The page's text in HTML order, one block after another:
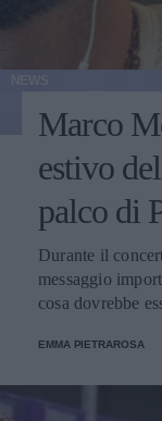
Marco
estivo
palco di
Durante il
messaggio
cosa dovrebbe
conquista del
EMMA PIETRAROSA